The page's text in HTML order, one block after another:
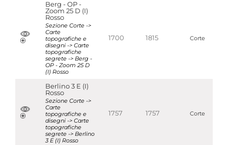
Berg - OP -
Zoom 25 D (I)
Rosso
Sezione Corte ->
Carte
topografiche e
disegni -> Carte
topografiche
segrete -> Berg -
OP - Zoom 25 D
(I) Rosso
1700 1815 Corte
Berlino 3 E (I)
Rosso
Sezione Corte ->
Carte
topografiche e
disegni -> Carte
topografiche
segrete -> Berlino
3 E (I) Rosso
1757 1757 Corte